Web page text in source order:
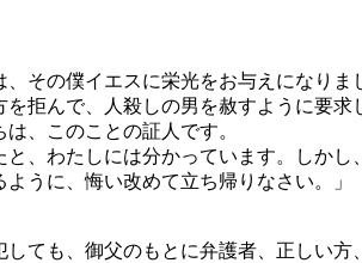
その僕イエスに栄光をお与えになり
拒んで、人殺しの男を赦すように要
、このことの証人です。
、わたしには分かっています。しかし
うに、悔い改めて立ち帰りなさい。」
ても、御父のもとに弁護者、正しい方